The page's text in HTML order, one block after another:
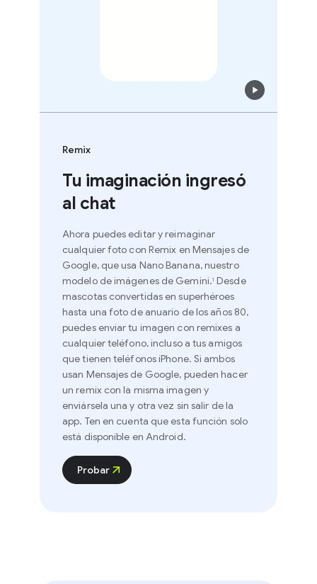
Remix
Tu imaginación ingresó
al chat
Ahora puedes editar y reimaginar
cualquier foto con Remix en Mensajes de
Google, que usa Nano Banana, nuestro
modelo de imágenes de Gemini.1 Desde
mascotas convertidas en superhéroes
hasta una foto de anuario de los años 80,
puedes enviar tu imagen con remixes a
cualquier teléfono, incluso a tus amigos
que tienen teléfonos iPhone. Si ambos
usan Mensajes de Google, pueden hacer
un remix con la misma imagen y
enviársela una y otra vez sin salir de la
app. Ten en cuenta que esta función solo
está disponible en Android.
Probar